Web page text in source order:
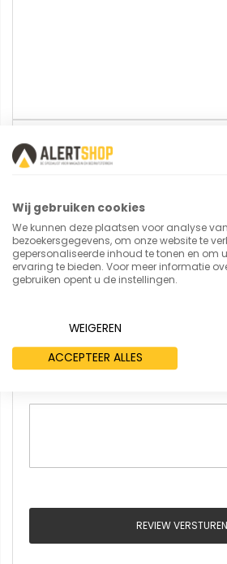
U plaatst een review
Pakketwagen 8583-1 FE
Uw naam
REVIEW VERSTUREN
Wij gebruiken cookies
We kunnen deze plaatsen voor analyse
bezoekersgegevens, om onze website te
gepersonaliseerde inhoud te tonen en om
ervaring te bieden. Voor meer informatie
gebruiken opent u de instellingen.
WEIGEREN
ACCEPTEER ALLES